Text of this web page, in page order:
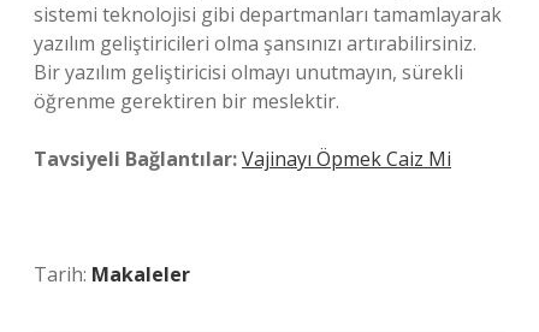
sistemi teknolojisi gibi departmanları tamamlayarak
yazılım geliştiricileri olma şansınızı artırabilirsiniz.
Bir yazılım geliştiricisi olmayı unutmayın, sürekli
öğrenme gerektiren bir meslektir.
Tavsiyeli Bağlantılar:Vajinayı Öpmek Caiz Mi
Tarih: Makaleler